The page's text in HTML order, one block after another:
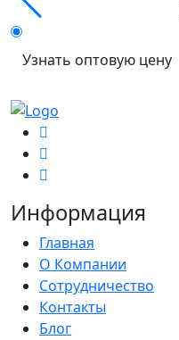
Узнать оптовую цену
Информация
Главная
О Компании
Сотрудничество
Контакты
Блог